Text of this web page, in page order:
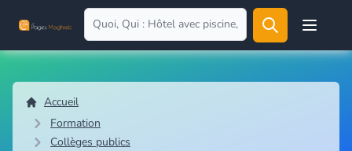
Open
Accueil
Formation
Collèges publics